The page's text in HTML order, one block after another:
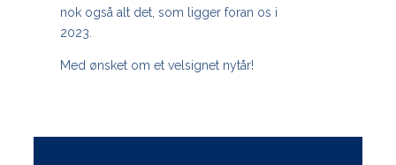
nok også alt det, som ligger foran os i
2023.
Med ønsket om et velsignet nytår!